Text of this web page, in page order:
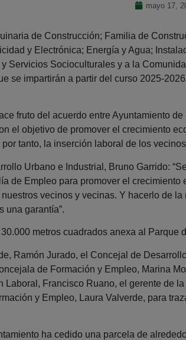
mayo 17,
de Construcción; Familia de
y Electrónica; Energía y Agua;
Servicios Socioculturales y a la
se impartirán a partir del curso 2025-
fruto del acuerdo entre Ayuntamiento
el objetivo de promover el crecimiento
tanto, la inserción laboral de los
Urbano e Industrial, Bruno Garrido:
de Empleo para promover el crecimiento
vecinos y vecinas. Y hacerlo de la
una garantía”.
metros cuadrados anexa al Parque
Ramón Jurado, el Concejal de
de Formación y Empleo, Marina
Laboral, Francisco Ruano, el gerente de
y Empleo, Laura Valverde, para
ha cedido una parcela de